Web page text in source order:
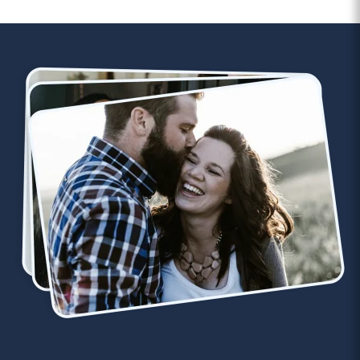
3 minutes
Rencontre à Serris